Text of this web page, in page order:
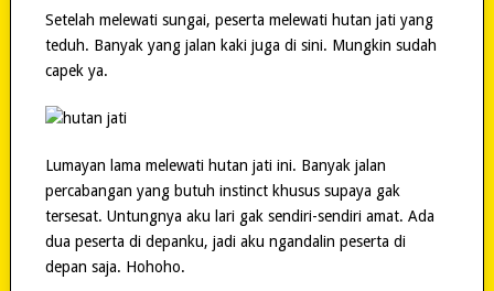
Setelah melewati sungai, peserta melewati hutan jati yang
teduh. Banyak yang jalan kaki juga di sini. Mungkin sudah
capek ya.
Lumayan lama melewati hutan jati ini. Banyak jalan
percabangan yang butuh instinct khusus supaya gak
tersesat. Untungnya aku lari gak sendiri-sendiri amat. Ada
dua peserta di depanku, jadi aku ngandalin peserta di
depan saja. Hohoho.